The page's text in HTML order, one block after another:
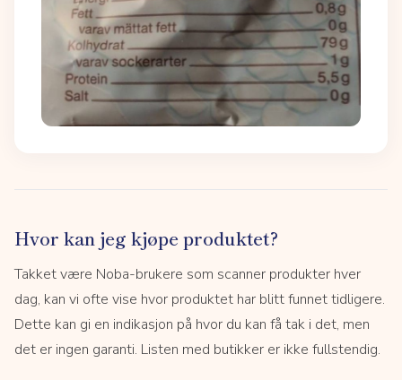
Hvor kan jeg kjøpe produktet?
Takket være Noba-brukere som scanner produkter hver
dag, kan vi ofte vise hvor produktet har blitt funnet tidligere.
Dette kan gi en indikasjon på hvor du kan få tak i det, men
det er ingen garanti. Listen med butikker er ikke fullstendig.